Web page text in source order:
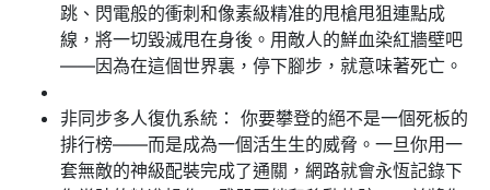
跳、閃電般的衝刺和像素級精准的甩槍甩狙連點成
線，將一切毀滅甩在身後。用敵人的鮮血染紅牆壁吧
——因為在這個世界裏，停下腳步，就意味著死亡。
非同步多人復仇系統： 你要攀登的絕不是一個死板的
排行榜——而是成為一個活生生的威脅。一旦你用一
套無敵的神級配裝完成了通關，網路就會永恆記錄下